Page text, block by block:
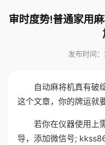
审时度势!普通家用
发布时间
自动麻将机真有破
这个文章，你的牌运就
若你在仪器使用上
导，添加微信号;